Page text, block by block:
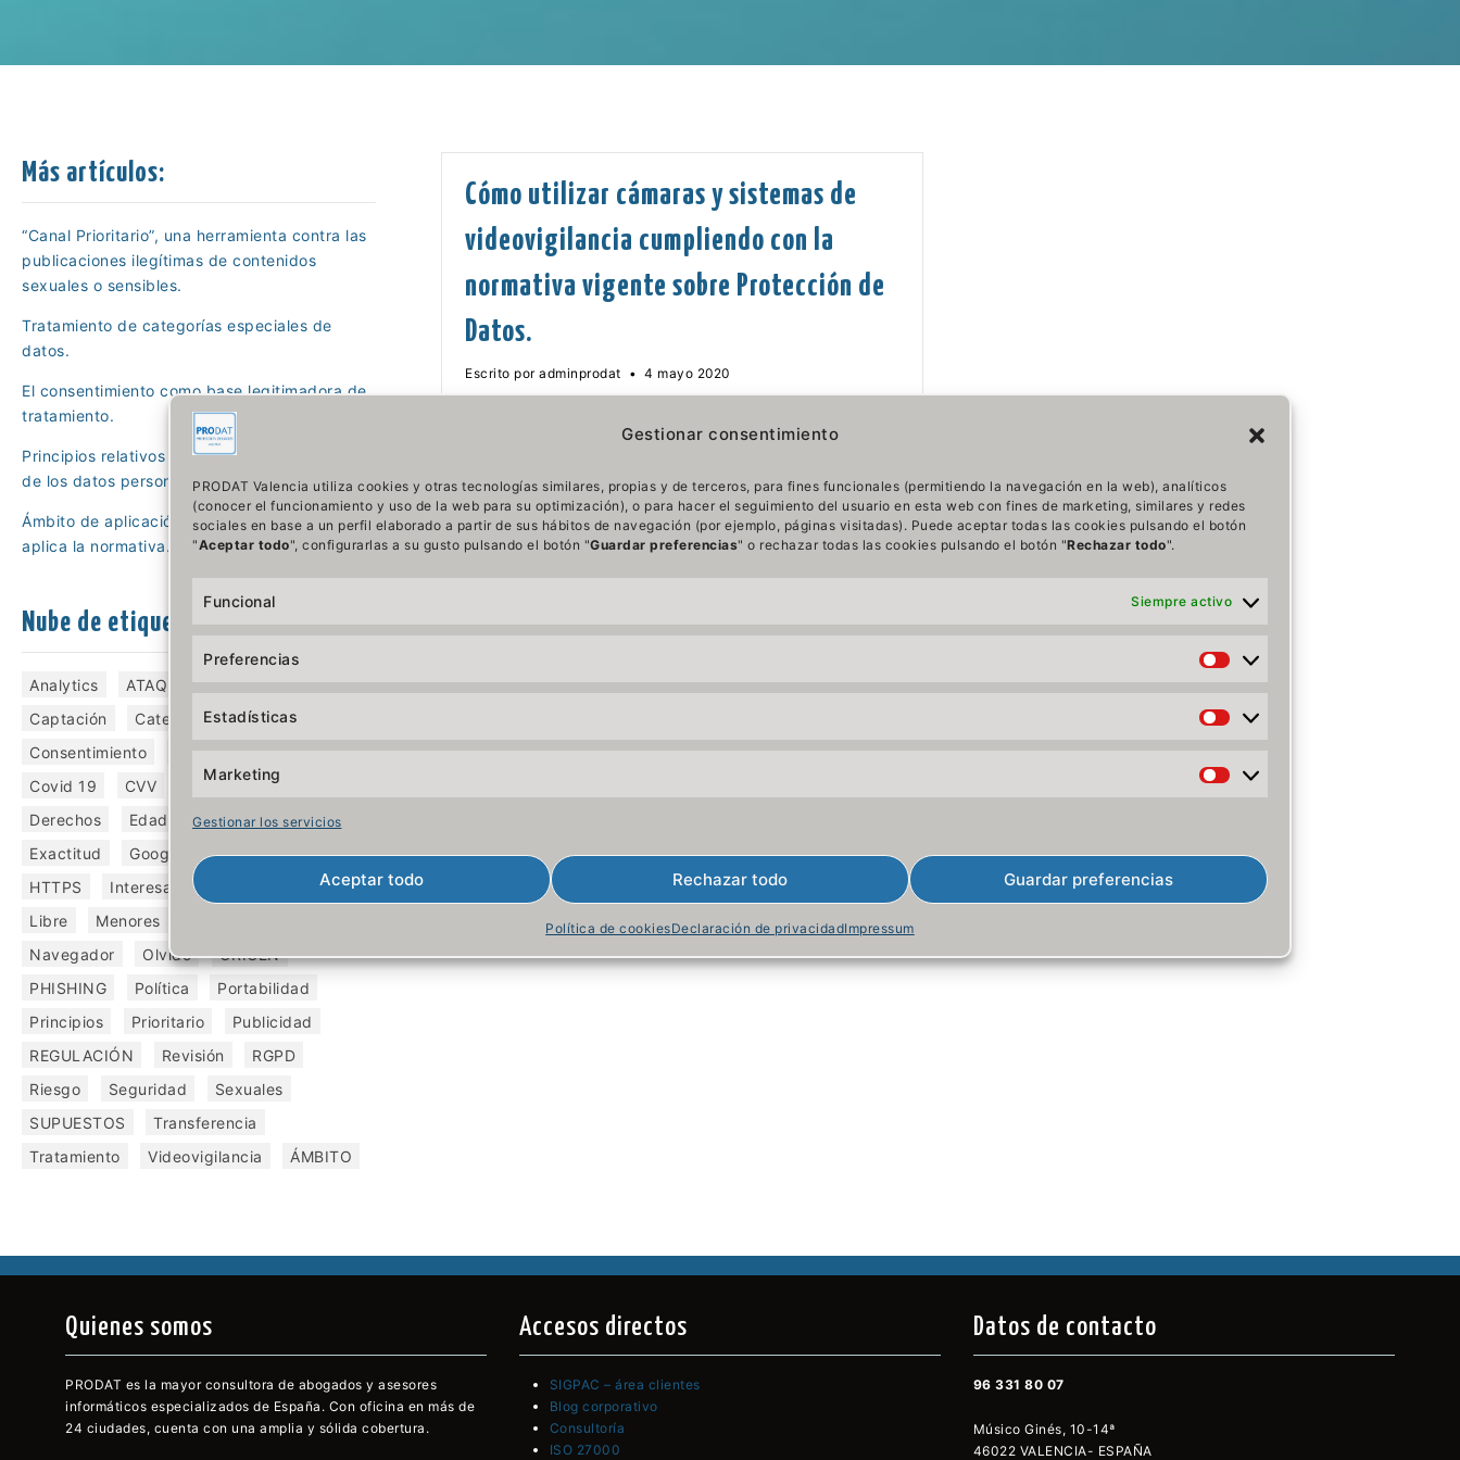
Gestionar consentimiento
PRODAT Valencia utiliza cookies y otras tecnologías similares, propias y de terceros, para fines funcionales (permitiendo la navegación en la web), analíticos
(conocer el funcionamiento y uso de la web para su optimización), o para hacer el seguimiento del usuario en esta web con fines de marketing, similares y redes
sociales en base a un perfil elaborado a partir de sus hábitos de navegación (por ejemplo, páginas visitadas). Puede aceptar todas las cookies pulsando el botón
"Aceptar todo", configurarlas a su gusto pulsando el botón "Guardar preferencias" o rechazar todas las cookies pulsando el botón "Rechazar todo".
Funcional Siempre activo
Preferencias
Preferencias
Estadísticas
Estadísticas
Marketing
Marketing
Gestionar los servicios
Aceptar todo Rechazar todo Guardar preferencias
Política de cookiesDeclaración de privacidadImpressum
Cómo utilizar cámaras y sistemas de
videovigilancia cumpliendo con la
normativa vigente sobre Protección de
Datos.
Escrito por adminprodat • 4 mayo 202017
agosto
cámaras de videovigilancia con la finalidad de
instalaciones, estamos realizando un tratamiento de
datos de carácter personal y por tanto, dicho
tratamiento debe ajustarse a los principios y
Más artículos:
“Canal Prioritario”, una herramienta contra las
publicaciones ilegítimas de contenidos
sexuales o sensibles.
Tratamiento de categorías especiales de
datos.
El consentimiento como base legitimadora de
tratamiento.
Principios relativos al tratamiento. Exactitud
de los datos personales.
Ámbito de aplicación y supuestos en los no se
aplica la normativa.
Nube de etiquetas
Analytics ATAQUE
Captación
Categorías
CIBERESTAFA
Consentimiento
Covid 19
CVV Cámara
Demostrar
Derechos
Edad
Especiales
Exactitud
Google
HACKERS
HTTPS
Interesado
Libre
Menores
Navegador
Olvido
ORIGEN
PHISHING
Política
Portabilidad
Principios
Prioritario
Publicidad
REGULACIÓN
Revisión
RGPD
Riesgo
Seguridad
Sexuales
SUPUESTOS
Transferencia
Tratamiento
Videovigilancia ÁMBITO
Quienes somos
PRODAT es la mayor consultora de abogados y asesores
informáticos especializados de España. Con oficina en más de
24 ciudades, cuenta con una amplia y sólida cobertura.
Accesos directos
SIGPAC – área clientes
Blog corporativo
Consultoría
ISO 27000
Datos de contacto
96 331 80 07
Músico Ginés, 10-14ª
46022 VALENCIA- ESPAÑA